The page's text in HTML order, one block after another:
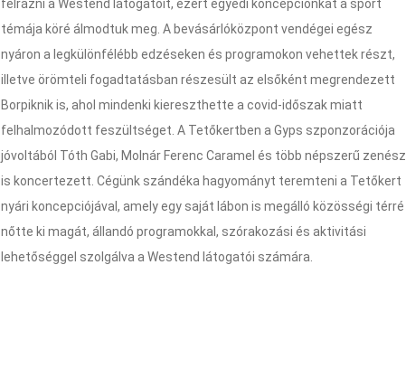
felrázni a Westend látogatóit, ezért egyedi koncepciónkat a sport
témája köré álmodtuk meg. A bevásárlóközpont vendégei egész
nyáron a legkülönfélébb edzéseken és programokon vehettek részt,
illetve örömteli fogadtatásban részesült az elsőként megrendezett
Borpiknik is, ahol mindenki kiereszthette a covid-időszak miatt
felhalmozódott feszültséget. A Tetőkertben a Gyps szponzorációja
jóvoltából Tóth Gabi, Molnár Ferenc Caramel és több népszerű zenész
is koncertezett. Cégünk szándéka hagyományt teremteni a Tetőkert
nyári koncepciójával, amely egy saját lábon is megálló közösségi térré
nőtte ki magát, állandó programokkal, szórakozási és aktivitási
lehetőséggel szolgálva a Westend látogatói számára.